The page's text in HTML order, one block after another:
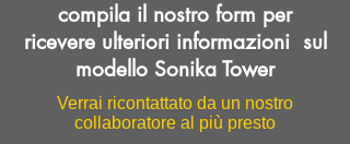
compila il nostro form per
ricevere ulteriori informazioni sul
modello Sonika Tower
Verrai ricontattato da un nostro
collaboratore al più presto